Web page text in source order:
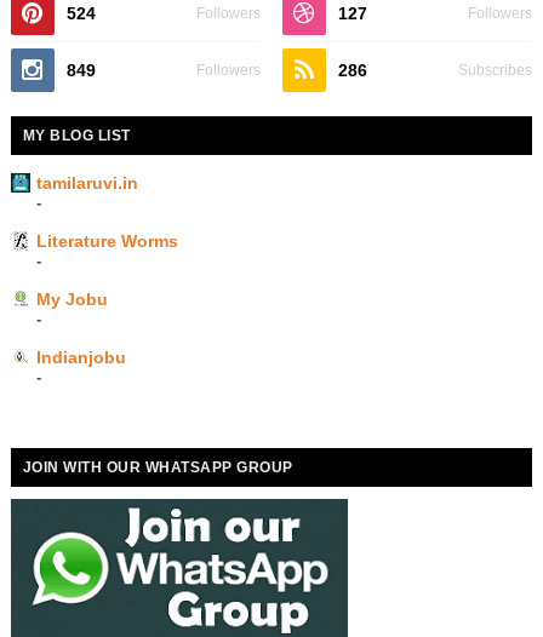
524 Followers 127 Followers
849 Followers 286 Subscribes
MY BLOG LIST
tamilaruvi.in
-
Literature Worms
-
My Jobu
-
Indianjobu
-
JOIN WITH OUR WHATSAPP GROUP